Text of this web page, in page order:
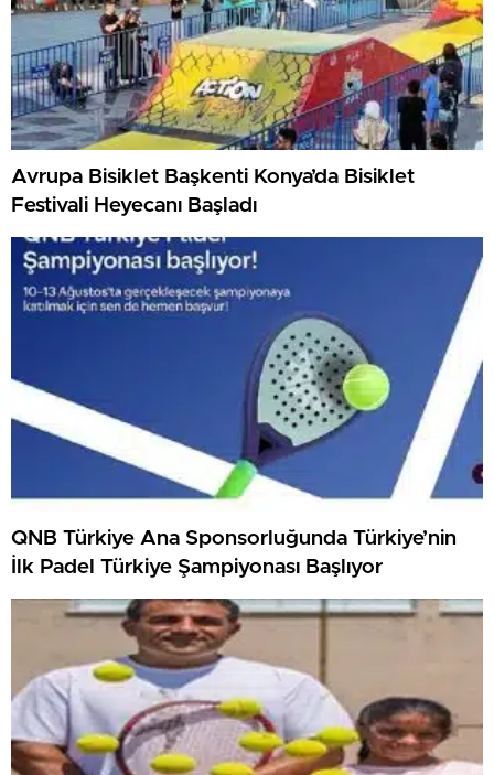
Avrupa Bisiklet Başkenti Konya’da Bisiklet
Festivali Heyecanı Başladı
QNB Türkiye Ana Sponsorluğunda Türkiye’nin
İlk Padel Türkiye Şampiyonası Başlıyor